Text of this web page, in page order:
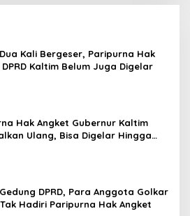
Kali Bergeser, Paripurna Hak
Kaltim Belum Juga Digelar
Hak Angket Gubernur Kaltim
Ulang, Bisa Digelar Hingga
DPRD, Para Anggota Golkar
Hadiri Paripurna Hak Angket